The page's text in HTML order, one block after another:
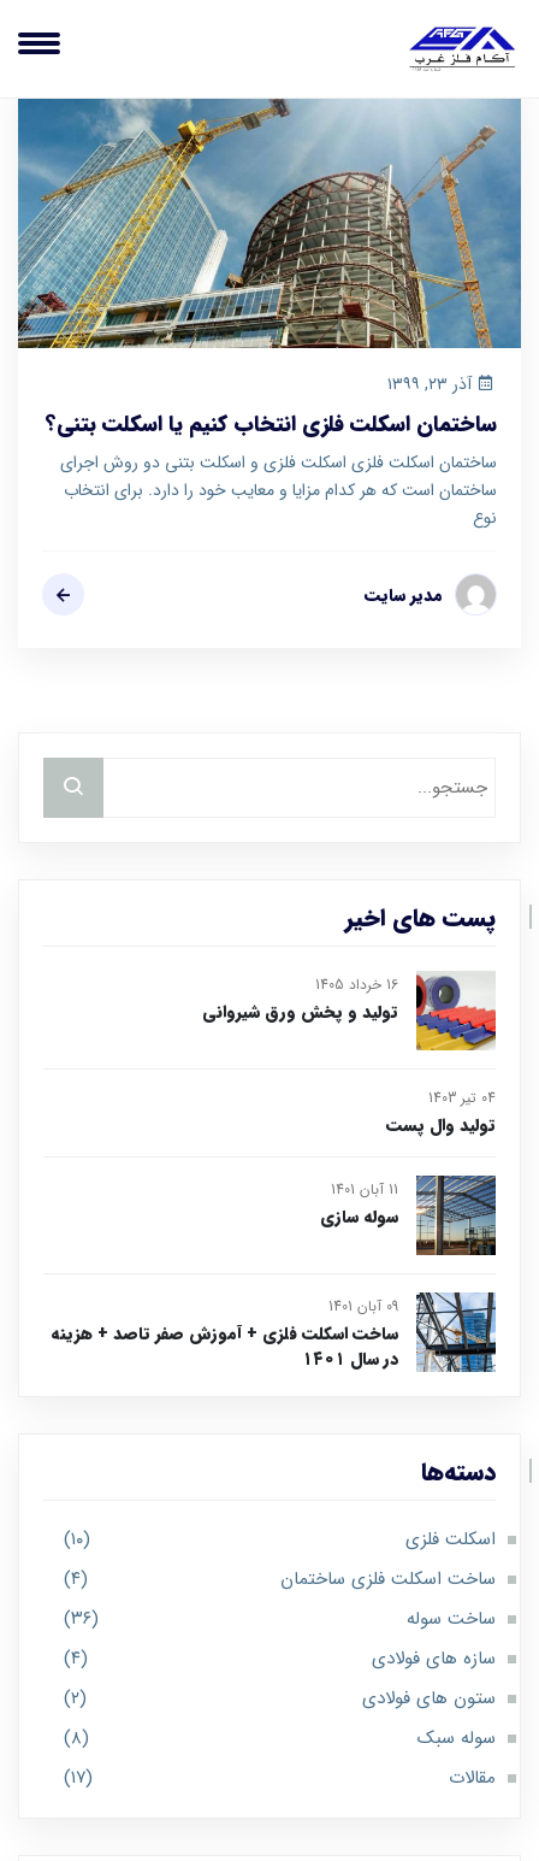
آذر ۲۳, ۱۳۹۹
ساختمان اسکلت‌ فلزی انتخاب کنیم یا اسکلت بتنی؟
ساختمان اسکلت‌ فلزی اسکلت فلزی و اسکلت بتنی دو روش اجرای
ساختمان است که هر کدام مزایا و معایب خود را دارد. برای انتخاب
نوع
مدیر سایت
پست های اخیر
16 خرداد 1405
تولید و پخش ورق شیروانی
04 تیر 1403
تولید وال پست
11 آبان 1401
سوله سازی
09 آبان 1401
ساخت اسکلت فلزی + آموزش صفر تاصد + هزینه
در سال ۱۴۰۱
دسته‌ها
اسکلت فلزی
(۱۰)
ساخت اسکلت فلزی ساختمان
(۴)
ساخت سوله
(۳۶)
سازه های فولادی
(۴)
ستون های فولادی
(۲)
سوله سبک
(۸)
مقالات
(۱۷)